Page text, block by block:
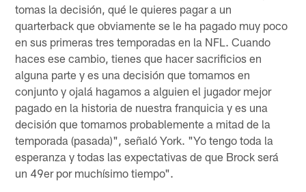
tomas la decisión, qué le quieres pagar a un
quarterback que obviamente se le ha pagado muy poco
en sus primeras tres temporadas en la NFL. Cuando
haces ese cambio, tienes que hacer sacrificios en
alguna parte y es una decisión que tomamos en
conjunto y ojalá hagamos a alguien el jugador mejor
pagado en la historia de nuestra franquicia y es una
decisión que tomamos probablemente a mitad de la
temporada (pasada)", señaló York. "Yo tengo toda la
esperanza y todas las expectativas de que Brock será
un 49er por muchísimo tiempo".